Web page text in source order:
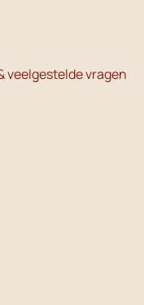
veelgestelde vragen